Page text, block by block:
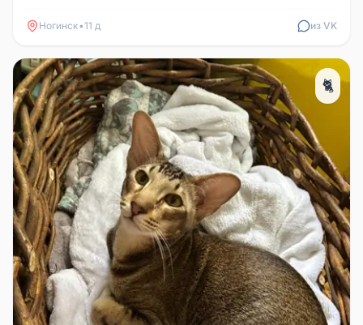
Ногинск•11 д из VK
🐈